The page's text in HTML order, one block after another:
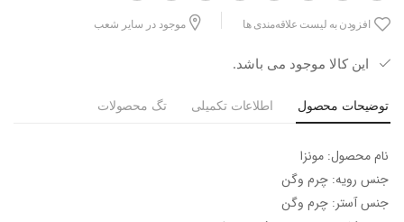
افزودن به لیست علاقه‌مندی ها موجود در سایر شعب
این کالا موجود می باشد.
توضیحات محصول اطلاعات تکمیلی تگ محصولات
نام محصول: مونزا
جنس رویه: چرم وگن
جنس آستر: چرم وگن